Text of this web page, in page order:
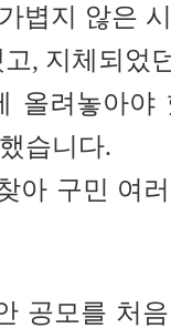
볍지 않은
고, 지체되었
올려놓아야
습니다.
아 구민 여
공모를 처